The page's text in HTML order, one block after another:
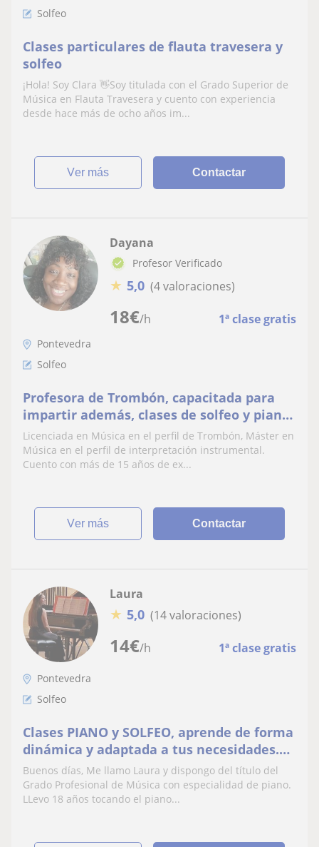
Solfeo
Clases particulares de flauta travesera y
solfeo
¡Hola! Soy Clara 👋Soy titulada con el Grado Superior de
Música en Flauta Travesera y cuento con experiencia
desde hace más de ocho años im...
ver más Contactar
18€/h 1ª clase gratis
Dayana
Profesor Verificado
★ 5,0 (4 valoraciones)
Pontevedra
Solfeo
Profesora de Trombón, capacitada para
impartir además, clases de solfeo y piano
para niños
Licenciada en Música en el perfil de Trombón, Máster en
Música en el perfil de interpretación instrumental.
Cuento con más de 15 años de ex...
ver más Contactar
14€/h 1ª clase gratis
Laura
★ 5,0 (14 valoraciones)
Pontevedra
Solfeo
Clases PIANO y SOLFEO, aprende de forma
dinámica y adaptada a tus necesidades.
Experiencia de 8 años
Buenos días, Me llamo Laura y dispongo del título del
Grado Profesional de Música con especialidad de piano.
LLevo 18 años tocando el piano...